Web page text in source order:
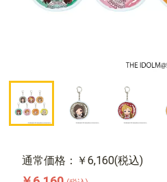
通常価格：￥6,160(税込)